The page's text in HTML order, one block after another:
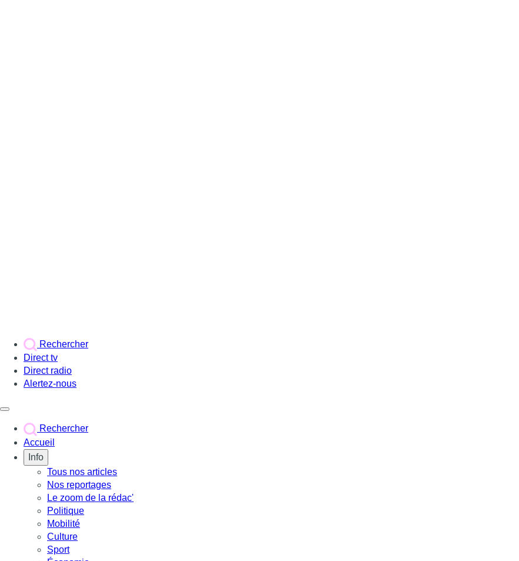
Rechercher
Direct tv
Direct radio
Alertez-nous
Rechercher
Accueil
Info
Tous nos articles
Nos reportages
Le zoom de la rédac'
Politique
Mobilité
Culture
Sport